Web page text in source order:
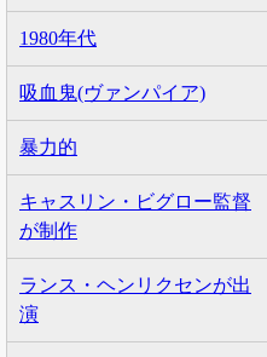
1980年代
吸血鬼(ヴァンパイア)
暴力的
キャスリン・ビグロー監督
が制作
ランス・ヘンリクセンが出
演